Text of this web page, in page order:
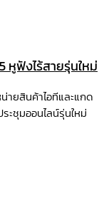
หูฟังไร้สายรุ่นใหม่
ายสินค้าไอทีและแกด
ะชุมออนไลน์รุ่นใหม่